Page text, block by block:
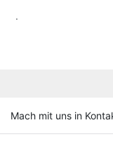
.
Mach mit uns in